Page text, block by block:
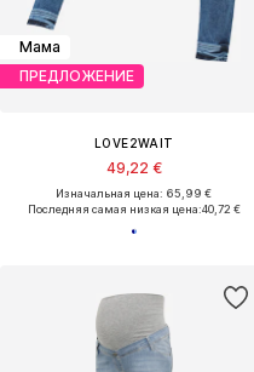
Мама
ПРЕДЛОЖЕНИЕ
LOVE2WAIT
49,22 €
Изначальная цена: 65,99 €
Последняя самая низкая цена:40,72 €